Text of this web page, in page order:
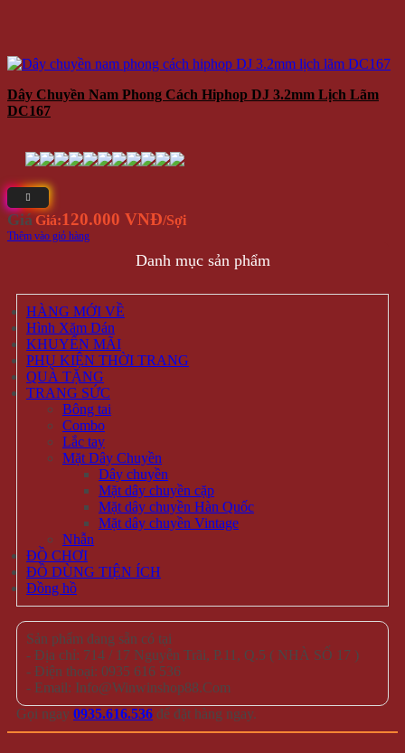
Dây Chuyền Nam Phong Cách Hiphop DJ 3.2mm Lịch Lãm
DC167
Giá Giá:120.000 VNĐ/Sợi
Thêm vào giỏ hàng
Danh mục sản phẩm
HÀNG MỚI VỀ
Hình Xăm Dán
KHUYẾN MÃI
PHỤ KIỆN THỜI TRANG
QUÀ TẶNG
TRANG SỨC
Bông tai
Combo
Lắc tay
Mặt Dây Chuyền
Dây chuyền
Mặt dây chuyền cặp
Mặt dây chuyền Hàn Quốc
Mặt dây chuyền Vintage
Nhẫn
ĐỒ CHƠI
ĐỒ DÙNG TIỆN ÍCH
Đồng hồ
Sản phẩm đang sẵn có tại
- Địa chỉ: 714 / 17 Nguyễn Trãi, P.11, Q.5 ( NHÀ SỐ 17 )
- Điện thoại: 0935 616 536
- Email: Info@Winwinshop88.Com
Gọi ngay 0935.616.536 để đặt hàng ngay.